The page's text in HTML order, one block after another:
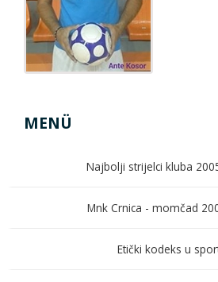
MENÜ
Najbolji strijelci kluba
Mnk Crnica - momčad
Etički kodeks u